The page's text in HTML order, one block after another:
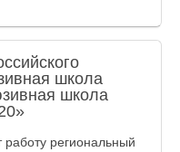
школа
школа
региональный